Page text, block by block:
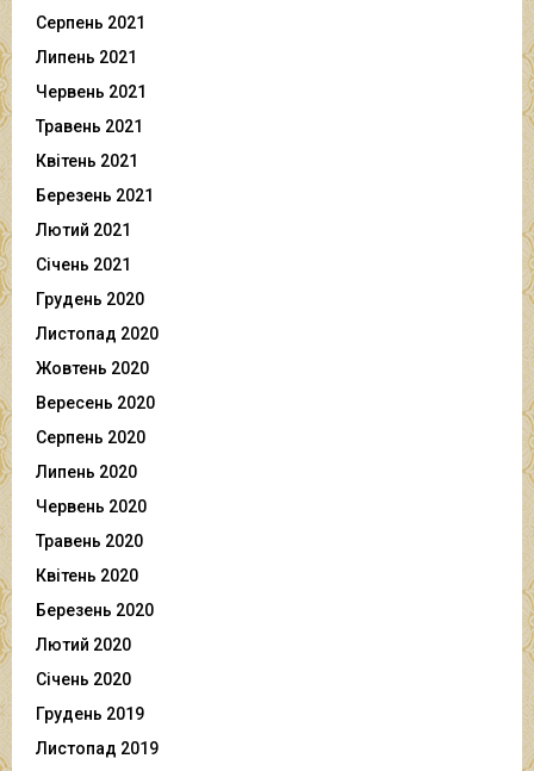
Серпень 2021
Липень 2021
Червень 2021
Травень 2021
Квітень 2021
Березень 2021
Лютий 2021
Січень 2021
Грудень 2020
Листопад 2020
Жовтень 2020
Вересень 2020
Серпень 2020
Липень 2020
Червень 2020
Травень 2020
Квітень 2020
Березень 2020
Лютий 2020
Січень 2020
Грудень 2019
Листопад 2019